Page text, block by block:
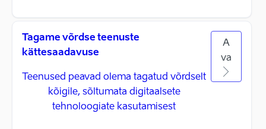
Tagame võrdse teenuste
kättesaadavuse
Teenused peavad olema tagatud võrdselt
kõigile, sõltumata digitaalsete
tehnoloogiate kasutamisest
A
va